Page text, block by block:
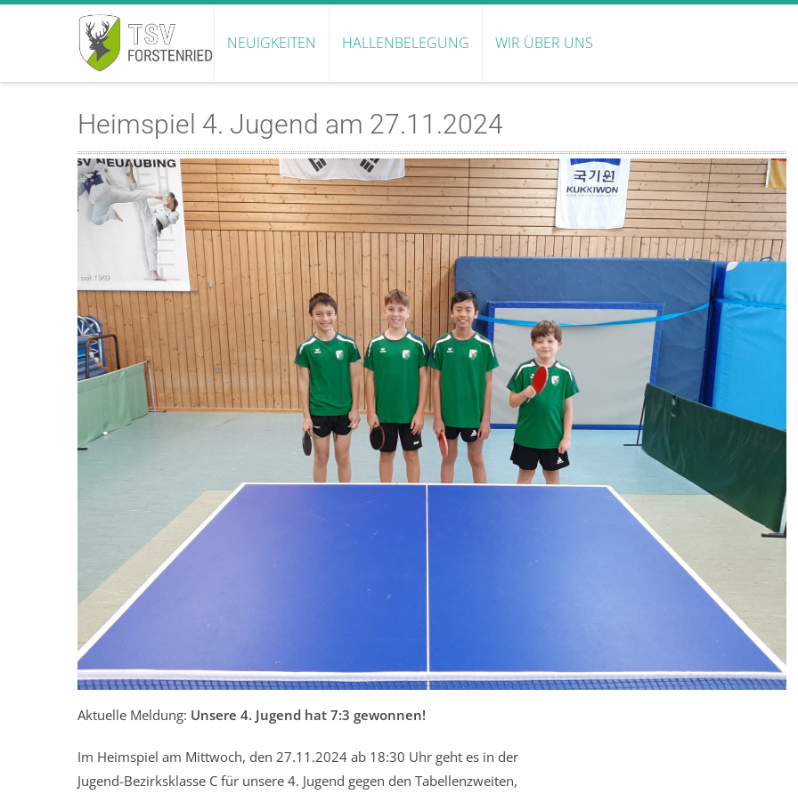
NEUIGKEITEN HALLENBELEGUNG WIR ÜBER UNS
Heimspiel 4. Jugend am 27.11.2024
Aktuelle Meldung: Unsere 4. Jugend hat 7:3 gewonnen!
Im Heimspiel am Mittwoch, den 27.11.2024 ab 18:30 Uhr geht es in der
Jugend-Bezirksklasse C für unsere 4. Jugend gegen den Tabellenzweiten,